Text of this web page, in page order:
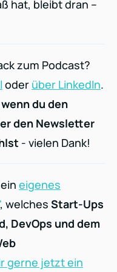
hat, bleibt dran –
zum Podcast?
oder über LinkedIn.
wenn du den
den Newsletter
- vielen Dank!
eigenes
, welches Start-Ups
DevOps und dem
gerne jetzt ein